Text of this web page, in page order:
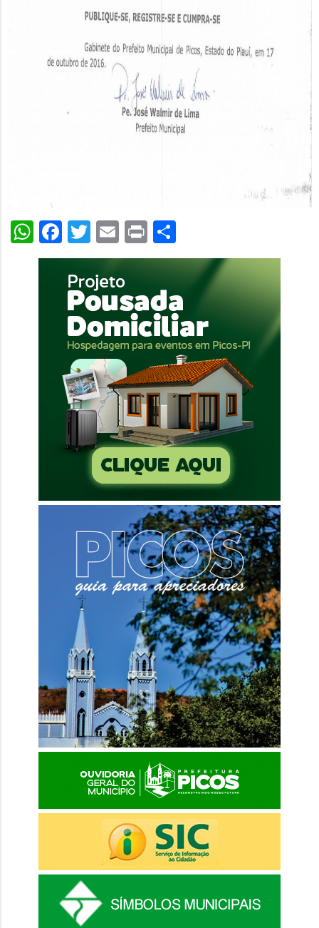
WhatsApp
Facebook
Twitter
Email
PrintShare